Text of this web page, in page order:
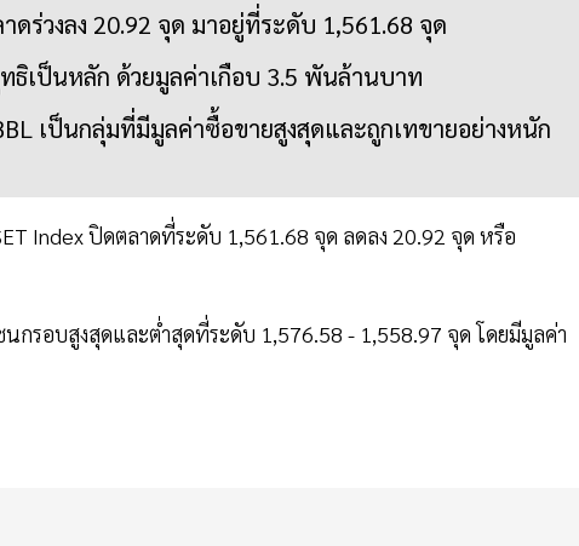
ร่วงลง 20.92 จุด มาอยู่ที่ระดับ 1,561.68 จุด
ธิเป็นหลัก ด้วยมูลค่าเกือบ 3.5 พันล้านบาท
เป็นกลุ่มที่มีมูลค่าซื้อขายสูงสุดและถูกเทขายอย่างหนัก
Index ปิดตลาดที่ระดับ 1,561.68 จุด ลดลง 20.92 จุด หรือ
กรอบสูงสุดและต่ำสุดที่ระดับ 1,576.58 - 1,558.97 จุด โดยมีมูลค่า